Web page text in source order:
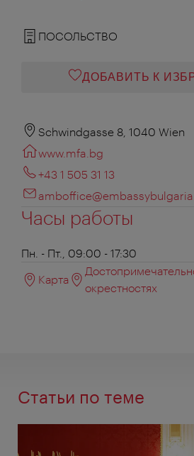
ПОСОЛЬСТВО
ДОБАВИТЬ К
Schwindgasse 8, 1040 Wien
www.mfa.bg
+43 1 505 31 13
Часы работы
Пн. - Пт., 09:00 - 17:30
Карта
окрестностях
Статьи по теме